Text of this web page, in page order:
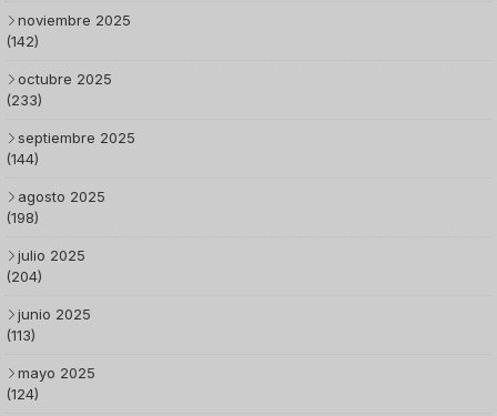
noviembre 2025
(142)
octubre 2025
(233)
septiembre 2025
(144)
agosto 2025
(198)
julio 2025
(204)
junio 2025
(113)
mayo 2025
(124)